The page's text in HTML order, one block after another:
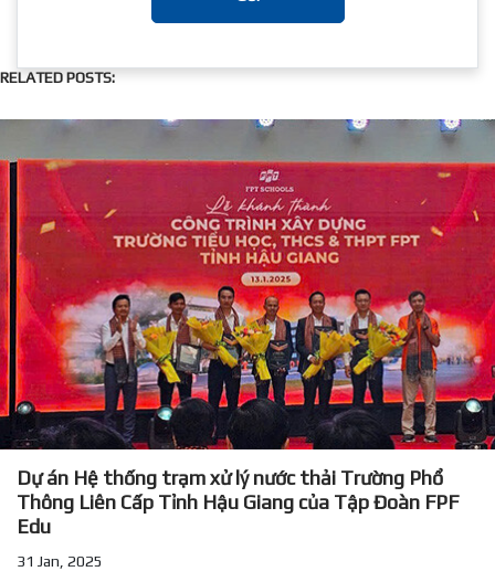
RELATED POSTS:
Dự án Hệ thống trạm xử lý nước thải Trường Phổ
Thông Liên Cấp Tỉnh Hậu Giang của Tập Đoàn FPF
Edu
31 Jan, 2025